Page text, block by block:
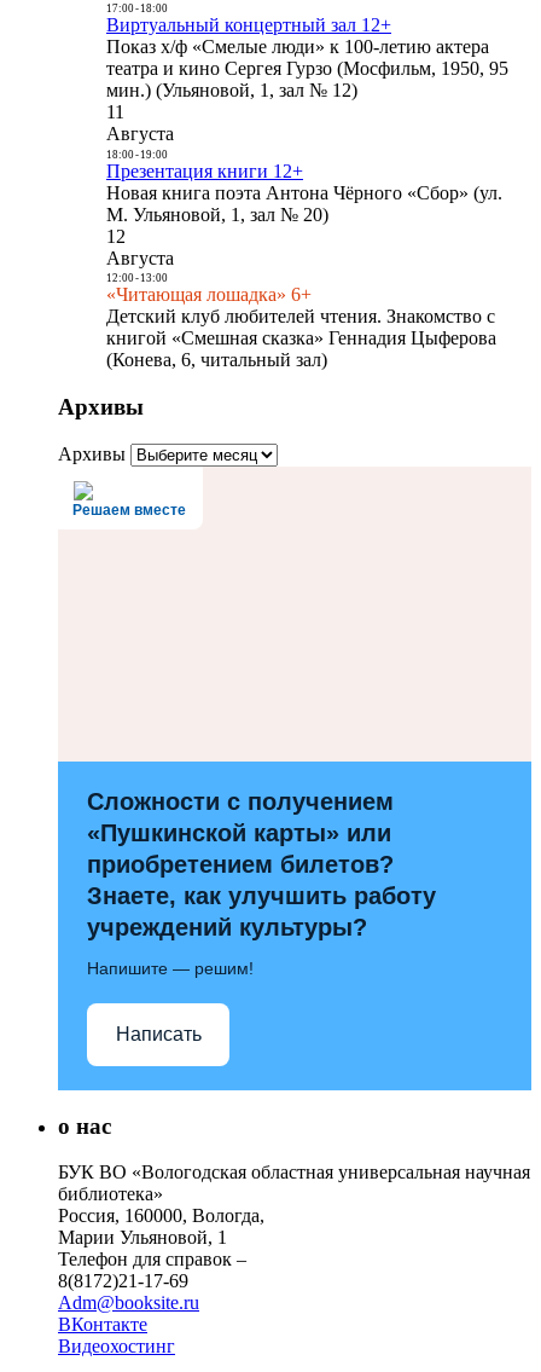
17:00- 18:00
Виртуальный концертный зал 12+
Показ х/ф «Смелые люди» к 100-летию актера
театра и кино Сергея Гурзо (Мосфильм, 1950, 95
мин.) (Ульяновой, 1, зал № 12)
11
Августа
18:00- 19:00
Презентация книги 12+
Новая книга поэта Антона Чёрного «Сбор» (ул.
М. Ульяновой, 1, зал № 20)
12
Августа
12:00- 13:00
«Читающая лошадка» 6+
Детский клуб любителей чтения. Знакомство с
книгой «Смешная сказка» Геннадия Цыферова
(Конева, 6, читальный зал)
Архивы
Архивы
Решаем вместе
Сложности с получением
«Пушкинской карты» или
приобретением билетов?
Знаете, как улучшить работу
учреждений культуры?
Напишите — решим!
Написать
о нас
БУК ВО «Вологодская областная универсальная научная
библиотека»
Россия, 160000, Вологда,
Марии Ульяновой, 1
Телефон для справок –
8(8172)21-17-69
Adm@booksite.ru
ВКонтакте
Видеохостинг